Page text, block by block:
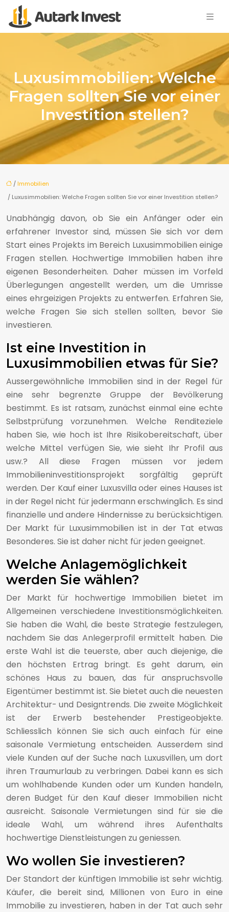
Luxusimmobilien: Welche
Fragen sollten Sie vor einer
Investition stellen?
/Immobilien
/ Luxusimmobilien: Welche Fragen sollten Sie vor einer Investition stellen?
Unabhängig davon, ob Sie ein Anfänger oder ein
erfahrener Investor sind, müssen Sie sich vor dem
Start eines Projekts im Bereich Luxusimmobilien einige
Fragen stellen. Hochwertige Immobilien haben ihre
eigenen Besonderheiten. Daher müssen im Vorfeld
Überlegungen angestellt werden, um die Umrisse
eines ehrgeizigen Projekts zu entwerfen. Erfahren Sie,
welche Fragen Sie sich stellen sollten, bevor Sie
investieren.
Ist eine Investition in
Luxusimmobilien etwas für Sie?
Aussergewöhnliche Immobilien sind in der Regel für
eine sehr begrenzte Gruppe der Bevölkerung
bestimmt. Es ist ratsam, zunächst einmal eine echte
Selbstprüfung vorzunehmen. Welche Renditeziele
haben Sie, wie hoch ist Ihre Risikobereitschaft, über
welche Mittel verfügen Sie, wie sieht Ihr Profil aus
usw.? All diese Fragen müssen vor jedem
Immobilieninvestitionsprojekt sorgfältig geprüft
werden. Der Kauf einer Luxusvilla oder eines Hauses ist
in der Regel nicht für jedermann erschwinglich. Es sind
finanzielle und andere Hindernisse zu berücksichtigen.
Der Markt für Luxusimmobilien ist in der Tat etwas
Besonderes. Sie ist daher nicht für jeden geeignet.
Welche Anlagemöglichkeit
werden Sie wählen?
Der Markt für hochwertige Immobilien bietet im
Allgemeinen verschiedene Investitionsmöglichkeiten.
Sie haben die Wahl, die beste Strategie festzulegen,
nachdem Sie das Anlegerprofil ermittelt haben. Die
erste Wahl ist die teuerste, aber auch diejenige, die
den höchsten Ertrag bringt. Es geht darum, ein
schönes Haus zu bauen, das für anspruchsvolle
Eigentümer bestimmt ist. Sie bietet auch die neuesten
Architektur- und Designtrends. Die zweite Möglichkeit
ist der Erwerb bestehender Prestigeobjekte.
Schliesslich können Sie sich auch einfach für eine
saisonale Vermietung entscheiden. Ausserdem sind
viele Kunden auf der Suche nach Luxusvillen, um dort
ihren Traumurlaub zu verbringen. Dabei kann es sich
um wohlhabende Kunden oder um Kunden handeln,
deren Budget für den Kauf dieser Immobilien nicht
ausreicht. Saisonale Vermietungen sind für sie die
ideale Wahl, um während ihres Aufenthalts
hochwertige Dienstleistungen zu geniessen.
Wo wollen Sie investieren?
Der Standort der künftigen Immobilie ist sehr wichtig.
Käufer, die bereit sind, Millionen von Euro in eine
Immobilie zu investieren, haben in der Tat auch sehr